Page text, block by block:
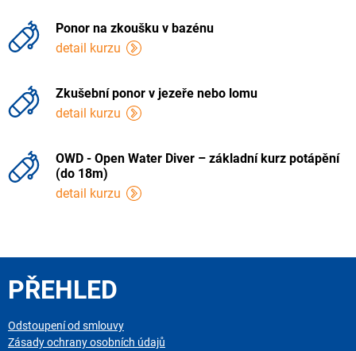
Ponor na zkoušku v bazénu
detail kurzu
Zkušební ponor v jezeře nebo lomu
detail kurzu
OWD - Open Water Diver – základní kurz potápění
(do 18m)
detail kurzu
PŘEHLED
Odstoupení od smlouvy
Zásady ochrany osobních údajů